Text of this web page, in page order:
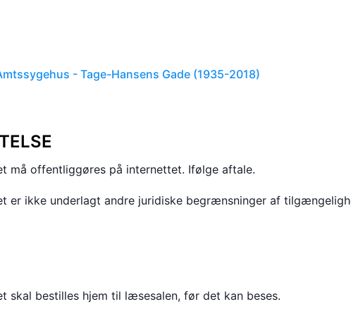
- Tage-Hansens Gade (1935-2018)
må offentliggøres på internettet. Ifølge aftale.
er ikke underlagt andre juridiske begrænsninger af
skal bestilles hjem til læsesalen, før det kan beses.